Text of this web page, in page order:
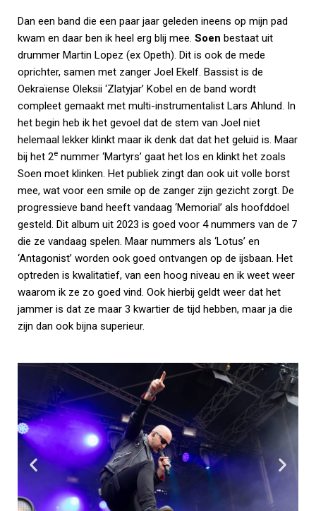
Dan een band die een paar jaar geleden ineens op mijn pad
kwam en daar ben ik heel erg blij mee. Soen bestaat uit
drummer Martin Lopez (ex Opeth). Dit is ook de mede
oprichter, samen met zanger Joel Ekelӧf. Bassist is de
Oekraïense Oleksii ‘Zlatyjar’ Kobel en de band wordt
compleet gemaakt met multi-instrumentalist Lars Ahlund. In
het begin heb ik het gevoel dat de stem van Joel niet
helemaal lekker klinkt maar ik denk dat dat het geluid is. Maar
bij het 2e nummer ‘Martyrs’ gaat het los en klinkt het zoals
Soen moet klinken. Het publiek zingt dan ook uit volle borst
mee, wat voor een smile op de zanger zijn gezicht zorgt. De
progressieve band heeft vandaag ‘Memorial’ als hoofddoel
gesteld. Dit album uit 2023 is goed voor 4 nummers van de 7
die ze vandaag spelen. Maar nummers als ‘Lotus’ en
‘Antagonist’ worden ook goed ontvangen op de ijsbaan. Het
optreden is kwalitatief, van een hoog niveau en ik weet weer
waarom ik ze zo goed vind. Ook hierbij geldt weer dat het
jammer is dat ze maar 3 kwartier de tijd hebben, maar ja die
zijn dan ook bijna superieur.